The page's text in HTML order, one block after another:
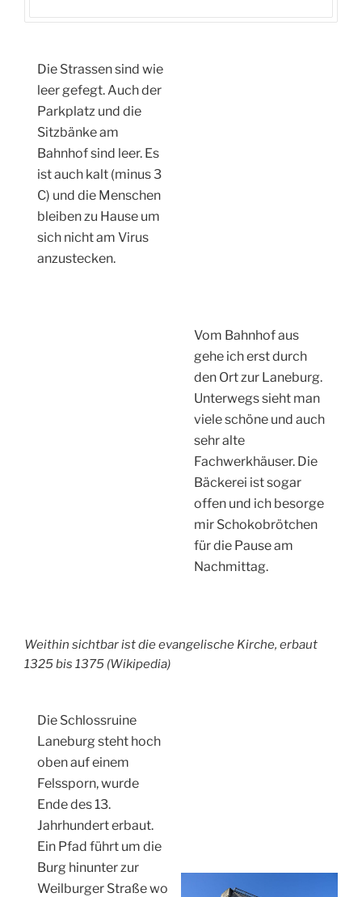
Die Strassen sind wie
leer gefegt. Auch der
Parkplatz und die
Sitzbänke am
Bahnhof sind leer. Es
ist auch kalt (minus 3
C) und die Menschen
bleiben zu Hause um
sich nicht am Virus
anzustecken.
Vom Bahnhof aus
gehe ich erst durch
den Ort zur Laneburg.
Unterwegs sieht man
viele schöne und auch
sehr alte
Fachwerkhäuser. Die
Bäckerei ist sogar
offen und ich besorge
mir Schokobrötchen
für die Pause am
Nachmittag.
Weithin sichtbar ist die evangelische Kirche, erbaut
1325 bis 1375 (Wikipedia)
Die Schlossruine
Laneburg steht hoch
oben auf einem
Felssporn, wurde
Ende des 13.
Jahrhundert erbaut.
Ein Pfad führt um die
Burg hinunter zur
Weilburger Straße wo